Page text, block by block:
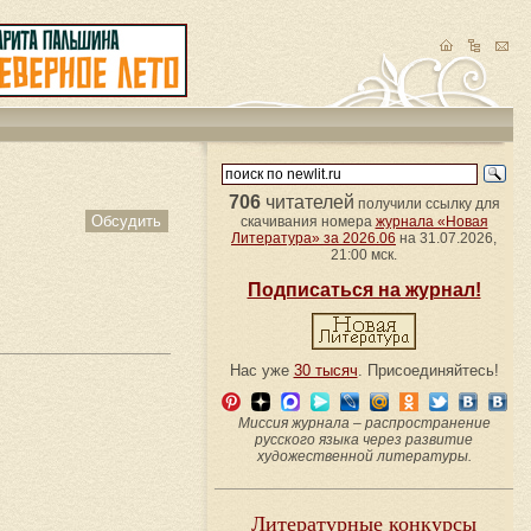
Обсудить
706читателей получили ссылку для
скачивания номера журнала «Новая
Литература» за 2026.06 на 31.07.2026,
21:00 мск.
Подписаться на журнал!
Нас уже 30 тысяч. Присоединяйтесь!
Миссия журнала – распространение
русского языка через развитие
художественной литературы.
Литературные конкурсы